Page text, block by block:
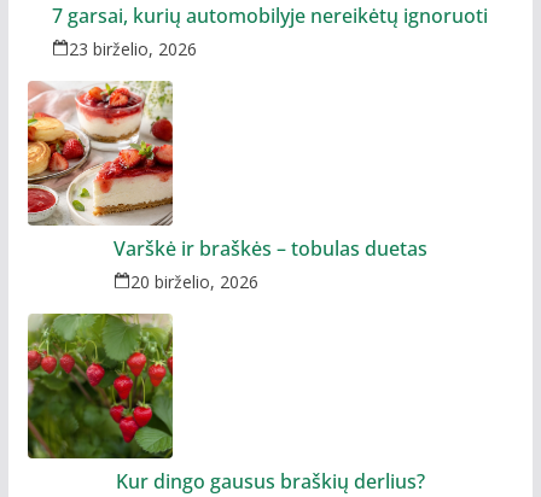
7 garsai, kurių automobilyje nereikėtų ignoruoti
23 birželio, 2026
Varškė ir braškės – tobulas duetas
20 birželio, 2026
Kur dingo gausus braškių derlius?